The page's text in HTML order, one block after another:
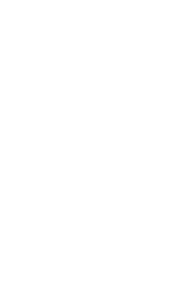
น รับจ้างโพสต์อสัง
การโพสต์ขายอสังหา
หน้าแรกได้จริงๆ
ชื่อถือได้จริง รับ
ไม่มีค่านายหน้า
ด้มากกว่า ที่เดียว ที่